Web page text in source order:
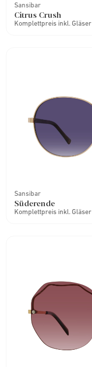
Sansibar
Citrus Crush
Komplettpreis inkl. Gläser
Sansibar
Süderende
Komplettpreis inkl. Gläser